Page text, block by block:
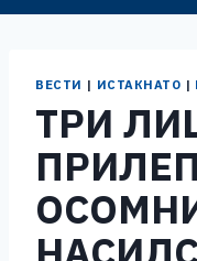
ВЕСТИ | ИСТАКНАТО |
ТРИ
ПРИЛЕП